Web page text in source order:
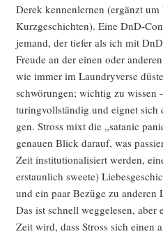
Derek ken­nen­ler­nen (ergänzt um
Kurz­ge­schich­ten). Eine DnD-
jemand, der tie­fer als ich mit
Freu­de an der einen oder
wie immer im Laun­dry­ver­se
schwö­run­gen; wich­tig zu wis­sen
turing­voll­stän­dig und eig­net
gen. Stross mixt die „sata­nic
genau­en Blick dar­auf, was
Zeit insti­tu­tio­na­li­siert wer­den,
erstaun­lich sweete)
und ein paar Bezü­ge zu
Das ist schnell weg­ge­le­sen, aber
Zeit wird, dass Stross sich einen